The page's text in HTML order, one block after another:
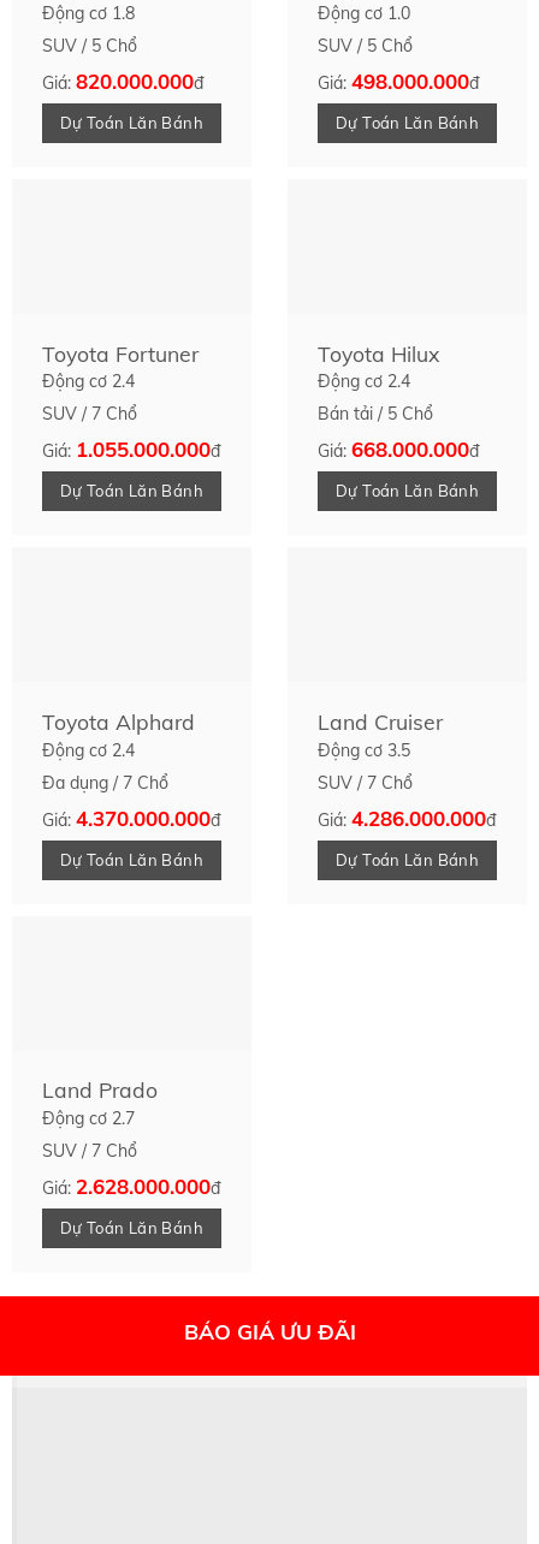
Động cơ 1.8
SUV / 5 Chổ
Giá: 820.000.000đ
Dự Toán Lăn Bánh
Động cơ 1.0
SUV / 5 Chổ
Giá: 498.000.000đ
Dự Toán Lăn Bánh
Toyota Fortuner
Động cơ 2.4
SUV / 7 Chổ
Giá: 1.055.000.000đ
Dự Toán Lăn Bánh
Toyota Hilux
Động cơ 2.4
Bán tải / 5 Chổ
Giá: 668.000.000đ
Dự Toán Lăn Bánh
Toyota Alphard
Động cơ 2.4
Đa dụng / 7 Chổ
Giá: 4.370.000.000đ
Dự Toán Lăn Bánh
Land Cruiser
Động cơ 3.5
SUV / 7 Chổ
Giá: 4.286.000.000đ
Dự Toán Lăn Bánh
Land Prado
Động cơ 2.7
SUV / 7 Chổ
Giá: 2.628.000.000đ
Dự Toán Lăn Bánh
BÁO GIÁ ƯU ĐÃI